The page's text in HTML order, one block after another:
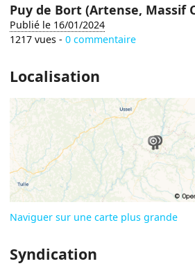
Puy de Bort (Artense, Massif
Publié le 16/01/2024
1217 vues -0 commentaire
Localisation
Naviguer sur une carte plus grande
Syndication